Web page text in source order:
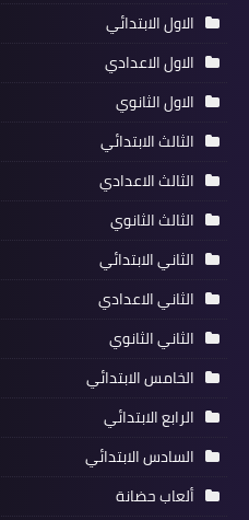
الاول الابتدائي
الاول الاعدادي
الاول الثانوي
الثالث الابتدائي
الثالث الاعدادي
الثالث الثانوي
الثاني الابتدائي
الثاني الاعدادي
الثاني الثانوي
الخامس الابتدائي
الرابع الابتدائي
السادس الابتدائي
ألعاب حضانة